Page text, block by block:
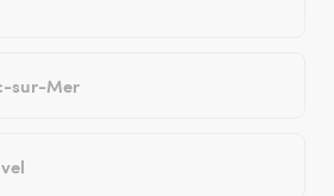
sur-Mer